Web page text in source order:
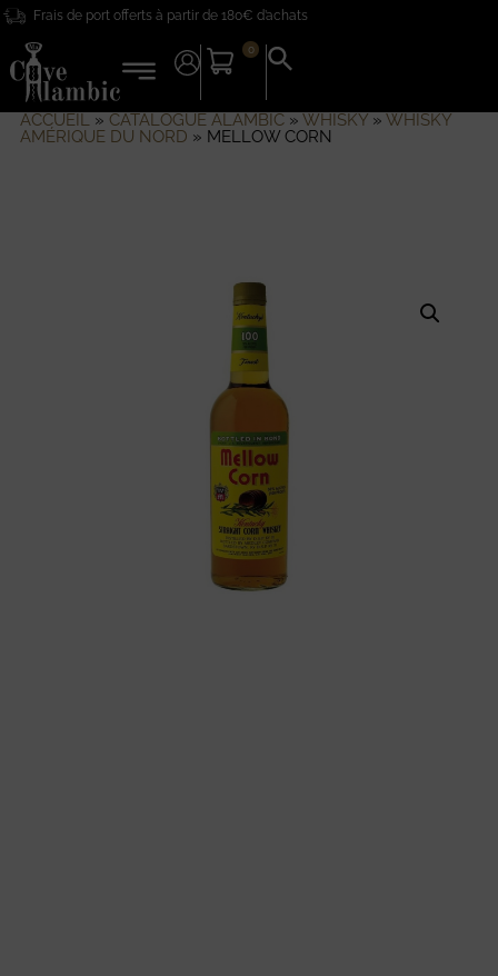
Frais de port offerts à partir de 180€ d’achats
0
Search
for:
ACCUEIL» CATALOGUE ALAMBIC» WHISKY» WHISKY
AMÉRIQUE DU NORD » MELLOW CORN